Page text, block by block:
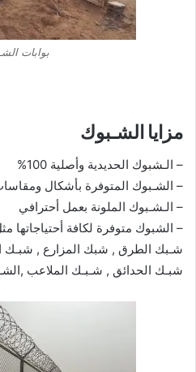
بوابات
مزايا الشـبوك
– الـشبوك الحديدية وأصلية 100%
– الشـبوك المتوفرة بأشكال
– الـشـبوك الملونة بعمل أحترافي
– الشبوك متوفرة لكافة أحتياجاتها
شـبك الطرق , شبك المزارع , شبـك
شبـك الحدائق , شـبـك الملاعب